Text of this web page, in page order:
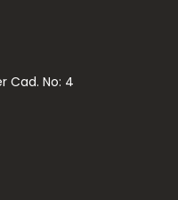
Cad. No: 4